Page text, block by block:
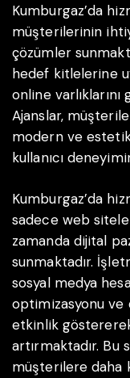
Kumburgaz’da
müşterilerinin
çözümler
hedef kitlelerine
online
Ajanslar,
modern ve
kullanıcı
Kumburgaz’da
sadece web
zamanda dijital
sunmaktadır.
sosyal medya
optimizasyonu ve
etkinlik
artırmaktadır.
müşterilere daha